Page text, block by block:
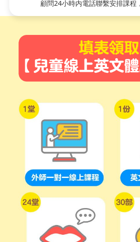
顧問24小時内電話聯繫安排課程